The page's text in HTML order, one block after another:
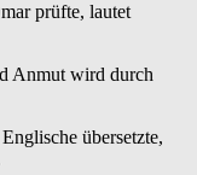
prüfte, lautet
Anmut wird durch
übersetzte,